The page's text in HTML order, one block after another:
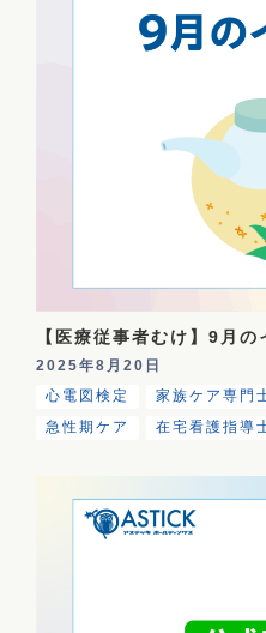
【医療従事者むけ】9月の
2025年8月20日
心電図検定
家族ケア専門
急性期ケア
在宅看護指導